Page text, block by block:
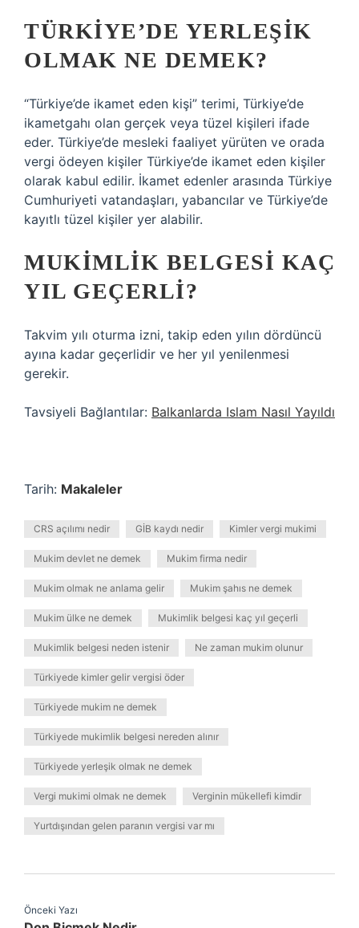
TÜRKIYE’DE YERLEŞIK
OLMAK NE DEMEK?
“Türkiye’de ikamet eden kişi” terimi, Türkiye’de
ikametgahı olan gerçek veya tüzel kişileri ifade
eder. Türkiye’de mesleki faaliyet yürüten ve orada
vergi ödeyen kişiler Türkiye’de ikamet eden kişiler
olarak kabul edilir. İkamet edenler arasında Türkiye
Cumhuriyeti vatandaşları, yabancılar ve Türkiye’de
kayıtlı tüzel kişiler yer alabilir.
MUKIMLIK BELGESI KAÇ
YIL GEÇERLI?
Takvim yılı oturma izni, takip eden yılın dördüncü
ayına kadar geçerlidir ve her yıl yenilenmesi
gerekir.
Tavsiyeli Bağlantılar: Balkanlarda Islam Nasıl Yayıldı
Tarih: Makaleler
CRS açılımı nedir GİB kaydı nedir Kimler vergi mukimi
Mukim devlet ne demek Mukim firma nedir
Mukim olmak ne anlama gelir Mukim şahıs ne demek
Mukim ülke ne demek Mukimlik belgesi kaç yıl geçerli
Mukimlik belgesi neden istenir Ne zaman mukim olunur
Türkiyede kimler gelir vergisi öder
Türkiyede mukim ne demek
Türkiyede mukimlik belgesi nereden alınır
Türkiyede yerleşik olmak ne demek
Vergi mukimi olmak ne demek Verginin mükellefi kimdir
Yurtdışından gelen paranın vergisi var mı
Önceki Yazı